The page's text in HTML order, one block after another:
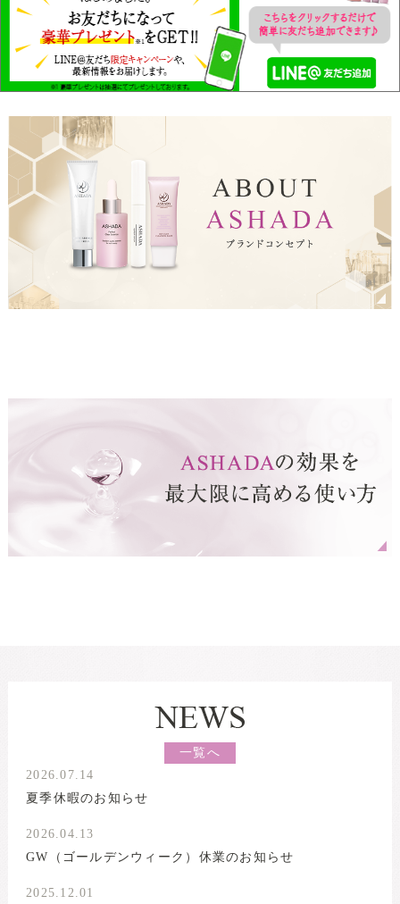
一覧へ
2026.07.14
夏季休暇のお知らせ
2026.04.13
GW（ゴールデンウィーク）休業のお知らせ
2025.12.01